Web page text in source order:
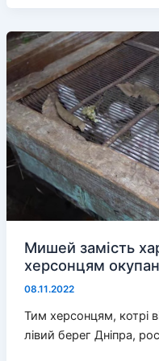
в
оселях
херсонців?
Мишей замість
херсонцям
08.11.2022
Тим херсонцям, котрі
лівий берег Дніпра,